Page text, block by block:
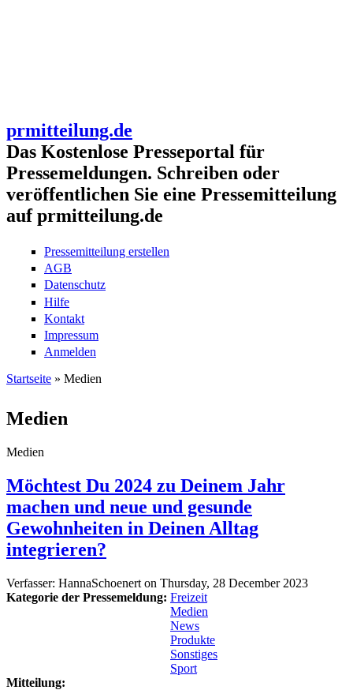
prmitteilung.de
Das Kostenlose Presseportal für
Pressemeldungen. Schreiben oder
veröffentlichen Sie eine Pressemitteilung
auf prmitteilung.de
Pressemitteilung erstellen
AGB
Datenschutz
Hilfe
Kontakt
Impressum
Anmelden
Startseite » Medien
Medien
Medien
Möchtest Du 2024 zu Deinem Jahr
machen und neue und gesunde
Gewohnheiten in Deinen Alltag
integrieren?
Verfasser: HannaSchoenert on Thursday, 28 December 2023
Kategorie der Pressemeldung: Freizeit
Medien
News
Produkte
Sonstiges
Sport
Mitteilung: